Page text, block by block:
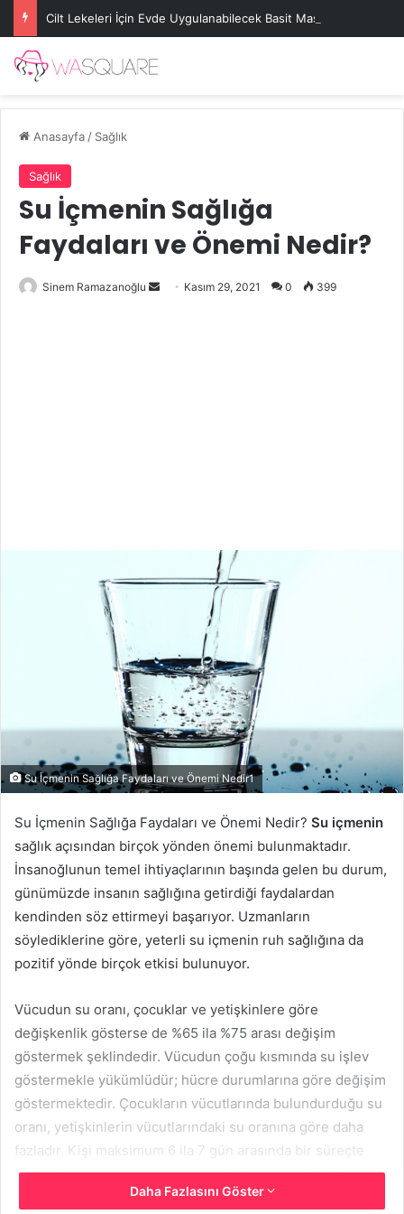
Cilt Lekeleri İçin Evde Uygulanabilecek Basit Maskeler
Anasayfa/ Sağlık
Sağlık
Su İçmenin Sağlığa
Faydaları ve Önemi Nedir?
Sinem Ramazanoğlu
Bir
Kasım 29, 2021 0 399
Su İçmenin Sağlığa Faydaları ve Önemi Nedir1
Su İçmenin Sağlığa Faydaları ve Önemi Nedir? Su içmenin
sağlık açısından birçok yönden önemi bulunmaktadır.
İnsanoğlunun temel ihtiyaçlarının başında gelen bu durum,
günümüzde insanın sağlığına getirdiği faydalardan
kendinden söz ettirmeyi başarıyor. Uzmanların
söylediklerine göre, yeterli su içmenin ruh sağlığına da
pozitif yönde birçok etkisi bulunuyor.
Vücudun su oranı, çocuklar ve yetişkinlere göre
değişkenlik gösterse de %65 ila %75 arası değişim
göstermek şeklindedir. Vücudun çoğu kısmında su işlev
göstermekle yükümlüdür; hücre durumlarına göre değişim
göstermektedir. Çocukların vücutlarında bulundurduğu su
oranı, yetişkinlerin vücutlarındaki su oranına göre daha
fazladır. Kişi maksimum 6 ila 7 gün arasında bir süreçte
susuz kalabilir ve bu durumun ardından hayatla bağlantısı
kesilir. Bu durumun alakalı olduğu mesele ise, vücudun sıvı
Daha Fazlasını Göster